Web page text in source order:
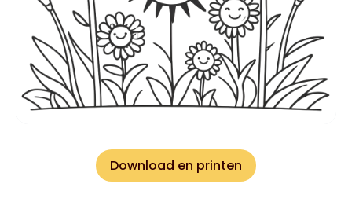
Download en printen